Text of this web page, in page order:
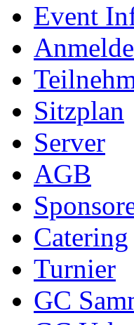
Event
Sitzplan
Server
AGB
Catering
Turnier
GC